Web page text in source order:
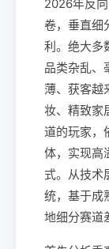
2026年反
卷，垂直细
利。绝大多
品类杂乱、
薄、获客越
妆、精致家
道的玩家，
体，实现高
式。从技术
统，基于成
地细分赛道